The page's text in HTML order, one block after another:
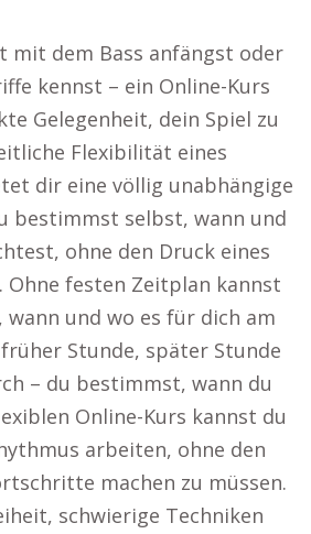
mit dem Bass anfängst oder
kennst – ein Online-Kurs
Gelegenheit, dein Spiel zu
Flexibilität eines
dir eine völlig unabhängige
bestimmst selbst, wann und
ohne den Druck eines
festen Zeitplan kannst
und wo es für dich am
Stunde, später Stunde
– du bestimmst, wann du
Online-Kurs kannst du
arbeiten, ohne den
machen zu müssen.
schwierige Techniken